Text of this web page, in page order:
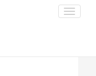
Toggle